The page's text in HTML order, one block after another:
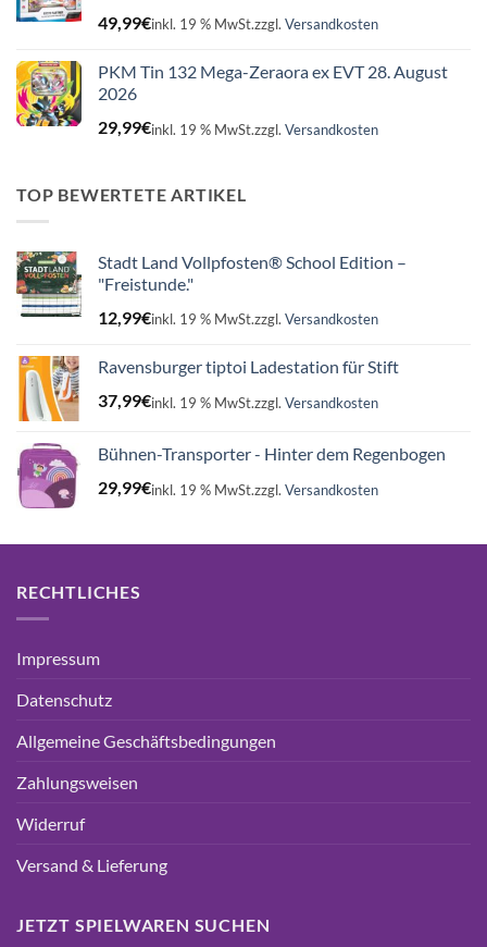
49,99€inkl. 19 % MwSt.zzgl. Versandkosten
PKM Tin 132 Mega-Zeraora ex EVT 28. August
2026
29,99€inkl. 19 % MwSt.zzgl. Versandkosten
TOP BEWERTETE ARTIKEL
Stadt Land Vollpfosten® School Edition –
"Freistunde."
12,99€inkl. 19 % MwSt.zzgl. Versandkosten
Ravensburger tiptoi Ladestation für Stift
37,99€inkl. 19 % MwSt.zzgl. Versandkosten
Bühnen-Transporter - Hinter dem Regenbogen
29,99€inkl. 19 % MwSt.zzgl. Versandkosten
RECHTLICHES
Impressum
Datenschutz
Allgemeine Geschäftsbedingungen
Zahlungsweisen
Widerruf
Versand & Lieferung
JETZT SPIELWAREN SUCHEN